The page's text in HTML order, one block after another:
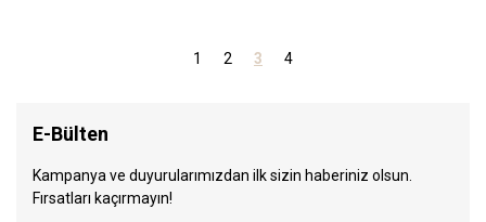
1 2 3 4
E-Bülten
Kampanya ve duyurularımızdan ilk sizin haberiniz olsun.
Fırsatları kaçırmayın!